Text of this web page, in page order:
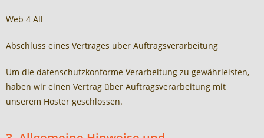
Web 4 All
Abschluss eines Vertrages über Auftragsverarbeitung
Um die datenschutzkonforme Verarbeitung zu gewährleisten,
haben wir einen Vertrag über Auftragsverarbeitung mit
unserem Hoster geschlossen.